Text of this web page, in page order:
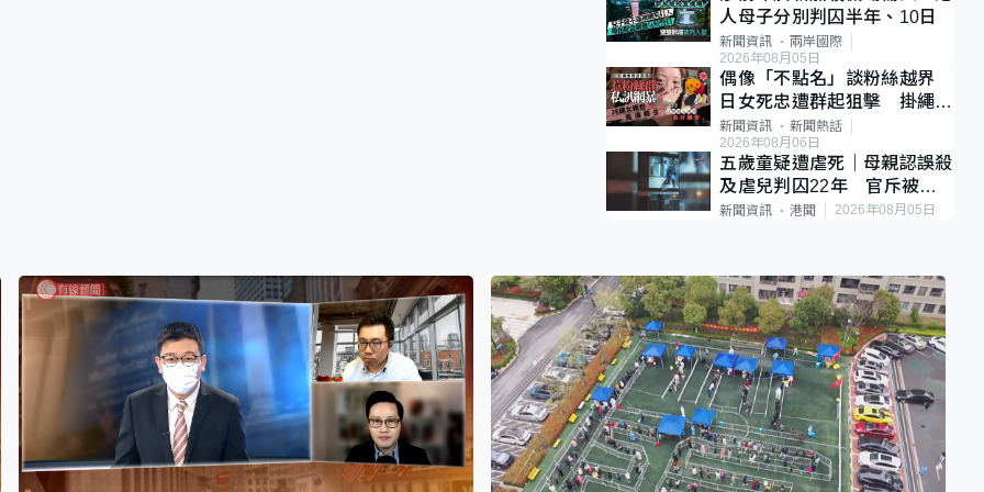
人母子分別判囚半年、10日
新聞資訊
兩岸國際
2026年08月05日
偶像「不點名」談粉絲越界
日女死忠遭群起狙擊 掛繩開
直播道歉後輕生
新聞資訊
新聞熱話
2026年08月06日
五歲童疑遭虐死｜母親認誤殺
及虐兒判囚22年 官斥被告
殘忍、同類案最惡劣
新聞資訊 港聞 2026年08月05日